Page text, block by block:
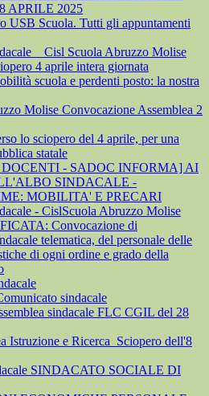
APRILE 2025
USB Scuola. Tutti gli appuntamenti
_ Cisl Scuola Abruzzo Molise
4 aprile intera giornata
scuola e perdenti posto: la nostra
Molise Convocazione Assemblea 2
lo sciopero del 4 aprile, per una
statale
- SADOC INFORMA] AI
SINDACALE -
MOBILITA' E PRECARI
- CislScuola Abruzzo Molise
Convocazione di
telematica, del personale delle
di ogni ordine e grado della
sindacale
sindacale FLC CGIL del 28
Istruzione e Ricerca_Sciopero dell'8
SINDACATO SOCIALE DI